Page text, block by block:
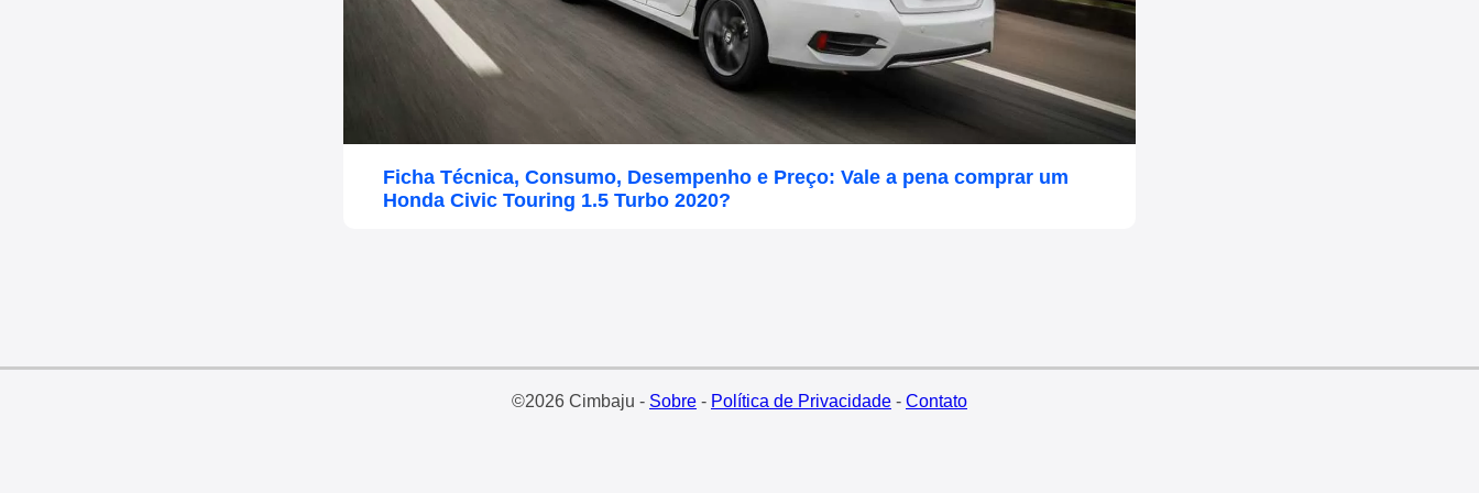
Ficha Técnica, Consumo, Desempenho e Preço: Vale a pena comprar um
Honda Civic Touring 1.5 Turbo 2020?
©2026 Cimbaju - Sobre- Política de Privacidade- Contato